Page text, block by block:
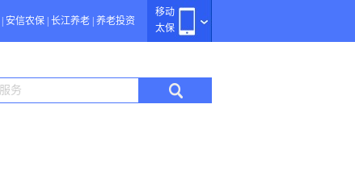
移动
太保
安信农保 长江养老 养老投资